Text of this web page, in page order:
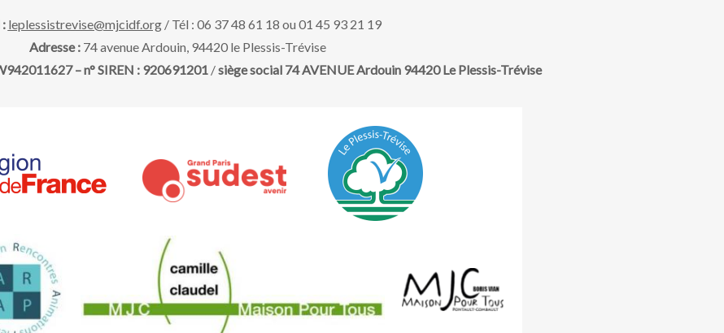
leplessistrevise@mjcidf.org/ Tél : 06 37 48 61 18 ou 01 45 93 21 19
Adresse : 74 avenue Ardouin, 94420 le Plessis-Trévise
– n° SIREN : 920691201/siège social 74 AVENUE Ardouin 94420 Le Plessis-Trévise